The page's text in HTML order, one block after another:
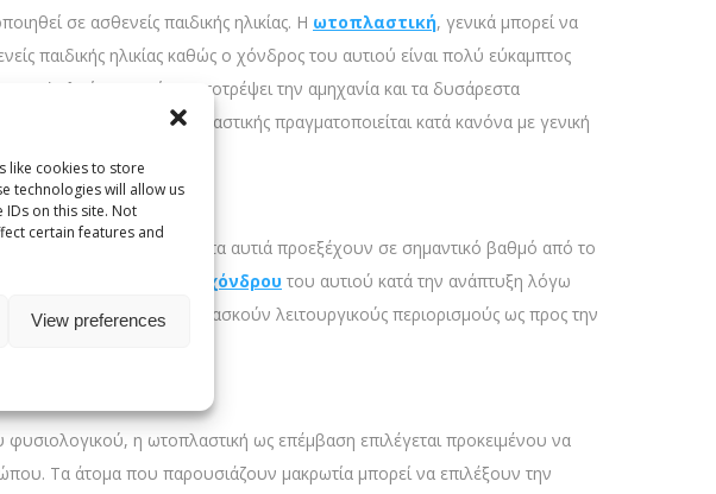
like cookies to store
technologies will allow us
on this site. Not
certain features and
View preferences
σε ασθενείς παιδικής ηλικίας. Η ωτοπλαστική, γενικά μπορεί να
παιδικής ηλικίας καθώς ο χόνδρος του αυτιού είναι πολύ εύκαμπτος
ηλικία μπορεί να αποτρέψει την αμηχανία και τα δυσάρεστα
η επέμβαση της ωτοπλαστικής πραγματοποιείται κατά κανόνα με γενική
Σε αυτή την περίπτωση, τα αυτιά προεξέχουν σε σημαντικό βαθμό από το
στον σχηματισμό του
χόνδρου του αυτιού κατά την ανάπτυξη λόγω
Τα πεταχτά αυτά δεν ασκούν λειτουργικούς περιορισμούς ως προς την
η ωτοπλαστική ως επέμβαση επιλέγεται προκειμένου να
Τα άτομα που παρουσιάζουν μακρωτία μπορεί να επιλέξουν την